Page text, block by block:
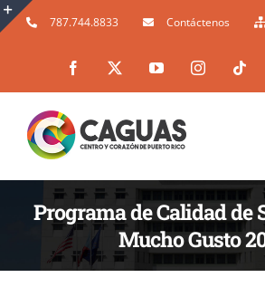
Skip
787.744.8833 Contáctenos
Facebook YouTubeInstagram
Programa de Calidad de
Mucho Gusto